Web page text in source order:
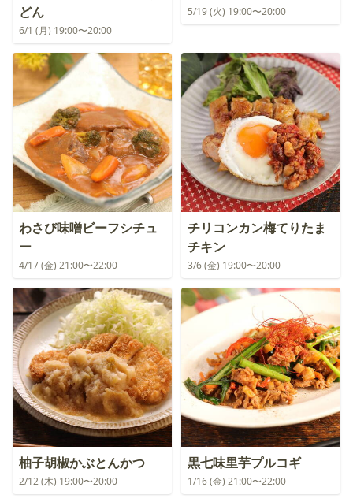
どん
6/1 (月) 19:00〜20:00
5/19 (火) 19:00〜20:00
わさび味噌ビーフシチュ
ー
4/17 (金) 21:00〜22:00
チリコンカン梅てりたま
チキン
3/6 (金) 19:00〜20:00
柚子胡椒かぶとんかつ
2/12 (木) 19:00〜20:00
黒七味里芋プルコギ
1/16 (金) 21:00〜22:00